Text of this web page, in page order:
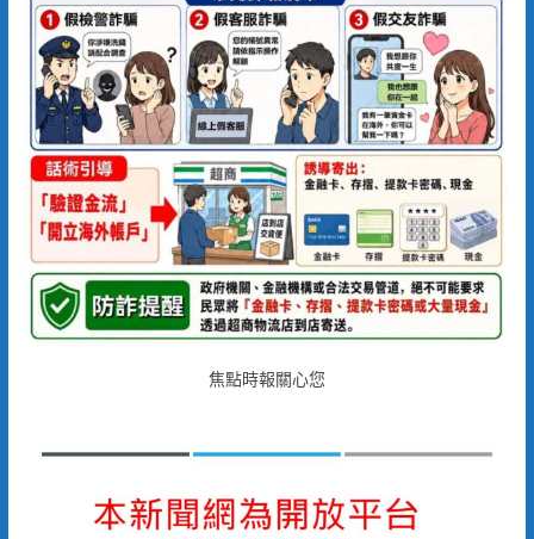
焦點時報關心您